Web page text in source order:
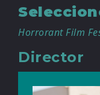
Horrorant Film
Director